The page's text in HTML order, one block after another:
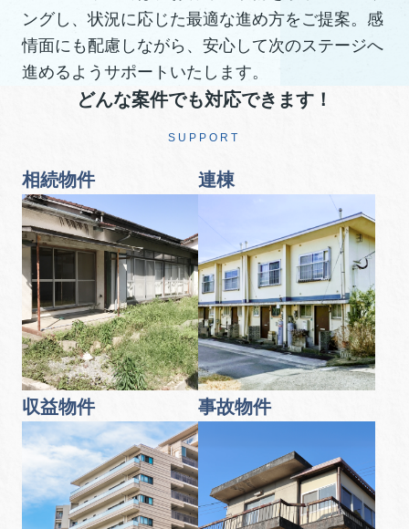
ングし、状況に応じた最適な進め方をご提案。感
情面にも配慮しながら、安心して次のステージへ
進めるようサポートいたします。
どんな案件でも対応できます！
SUPPORT
相続物件 連棟
収益物件 事故物件